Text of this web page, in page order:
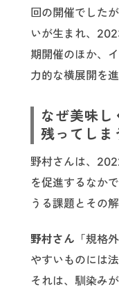
回の開催でした
いが生まれ、
期開催のほか、
力的な横展開を進
なぜ美味し
残ってしま
野村さんは、
を促進するなか
うる課題とその
野村さん 「規格
やすいものには
それは、馴染み